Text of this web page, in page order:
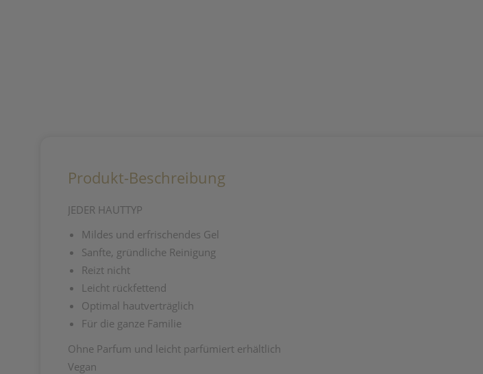
Produkt-Beschreibung
JEDER HAUTTYP
Mildes und erfrischendes Gel
Sanfte, gründliche Reinigung
Reizt nicht
Leicht rückfettend
Optimal hautverträglich
Für die ganze Familie
Ohne Parfum und leicht parfümiert erhältlich
Vegan